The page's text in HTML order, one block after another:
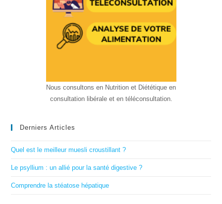
Nous consultons en Nutrition et Diététique en
consultation libérale et en téléconsultation.
Derniers Articles
Quel est le meilleur muesli croustillant ?
Le psyllium : un allié pour la santé digestive ?
Comprendre la stéatose hépatique